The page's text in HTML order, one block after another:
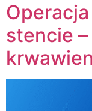
stencie